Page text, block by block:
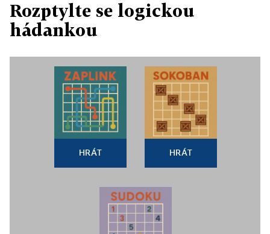
Rozptylte se logickou
hádankou
HRÁT HRÁT